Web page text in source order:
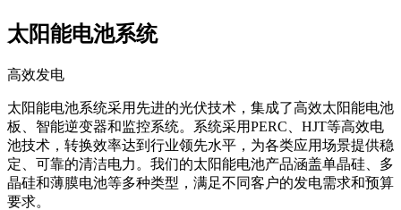
太阳能电池系统
高效发电
太阳能电池系统采用先进的光伏技术，集成了高效太阳能电池
板、智能逆变器和监控系统。系统采用PERC、HJT等高效电
池技术，转换效率达到行业领先水平，为各类应用场景提供稳
定、可靠的清洁电力。我们的太阳能电池产品涵盖单晶硅、多
晶硅和薄膜电池等多种类型，满足不同客户的发电需求和预算
要求。